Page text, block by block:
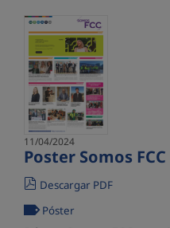
11/04/2024
Poster Somos FCC
Descargar PDF
Póster